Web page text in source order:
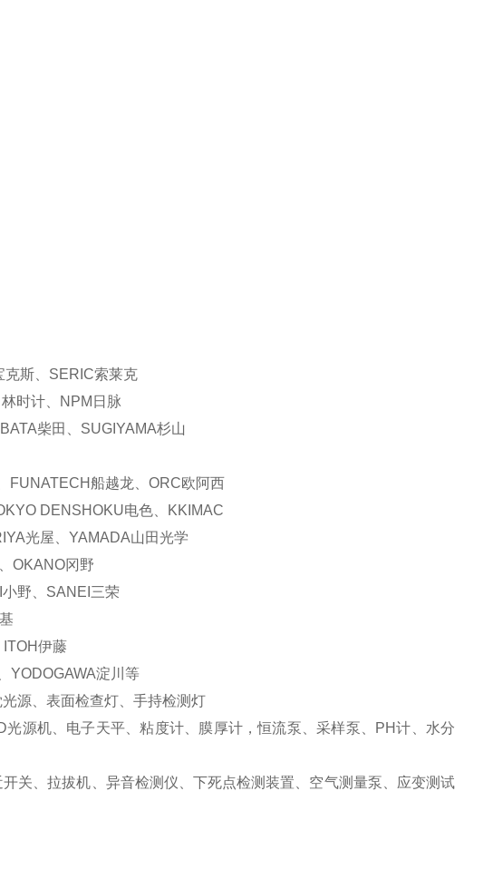
斯、SERIC索莱克
时计、NPM日脉
柴田、SUGIYAMA杉山
FUNATECH船越龙、ORC欧阿西
DENSHOKU电色、KKIMAC
光屋、YAMADA山田光学
OKANO冈野
野、SANEI三荣
伊藤
YODOGAWA淀川等
源、表面检查灯、手持检测灯
源机、电子天平、粘度计、膜厚计，恒流泵、采样泵、PH计、水分
关、拉拔机、异音检测仪、下死点检测装置、空气测量泵、应变测试